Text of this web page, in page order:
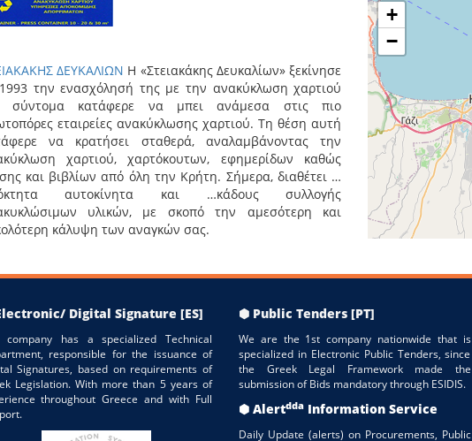
ΔΕΥΚΑΛΙΩΝ Η «Στειακάκης Δευκαλίων» ξεκίνησε
την ενασχόλησή της με την ανακύκλωση χαρτιού
σύντομα κατάφερε να μπει ανάμεσα στις πιο
εταιρείες ανακύκλωσης χαρτιού. Τη θέση αυτή
να κρατήσει σταθερά, αναλαμβάνοντας την
χαρτιού, χαρτόκουτων, εφημερίδων καθώς
και βιβλίων από όλη την Κρήτη. Σήμερα, διαθέτει …
αυτοκίνητα και …κάδους συλλογής
υλικών, με σκοπό την αμεσότερη και
κάλυψη των αναγκών σας.
+
−
Digital Signature [ES]
company has a specialized Technical
responsible for the issuance of
Signatures, based on requirements of
Legislation. With more than 5 years of
throughout Greece and with Full
⬢ Public Tenders [PT]
We are the 1st company nationwide that is
specialized in Electronic Public Tenders, since
the Greek Legal Framework made the
submission of Bids mandatory through ESIDIS.
⬢ Alertdda Information Service
Daily Update (alerts) on Procurements, Public